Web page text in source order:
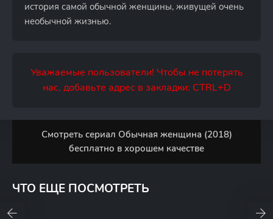
история самой обычной женщины, живущей очень
необычной жизнью.
Уважаемые пользователи! Чтобы не потерять
нас, добавьте адрес в закладки: CTRL+D
Смотреть сериал Обычная женщина (2018)
бесплатно в хорошем качестве
ЧТО ЕЩЕ ПОСМОТРЕТЬ